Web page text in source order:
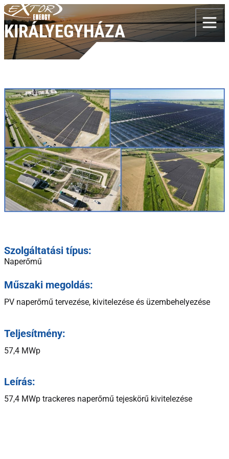
Skip to content
KIRÁLYEGYHÁZA
Szolgáltatási típus:
Naperőmű
Műszaki megoldás:
PV naperőmű tervezése, kivitelezése és üzembehelyezése
Teljesítmény:
57,4 MWp
Leírás:
57,4 MWp trackeres naperőmű tejeskörű kivitelezése